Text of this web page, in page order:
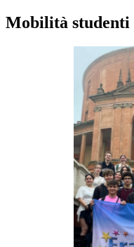
Mobilità studenti